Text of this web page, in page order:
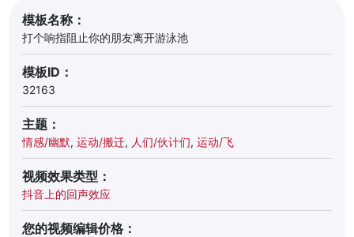
模板名称：
打个响指阻止你的朋友离开游泳池
模板ID：
32163
主题：
情感/幽默, 运动/搬迁, 人们/伙计们, 运动/飞
视频效果类型：
抖音上的回声效应
您的视频编辑价格：